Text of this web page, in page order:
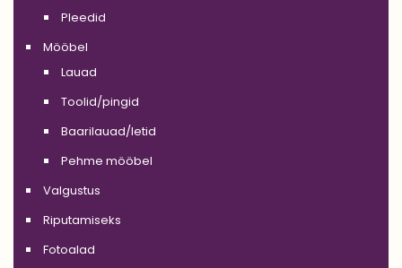
Pleedid
Mööbel
Lauad
Toolid/pingid
Baarilauad/letid
Pehme mööbel
Valgustus
Riputamiseks
Fotoalad